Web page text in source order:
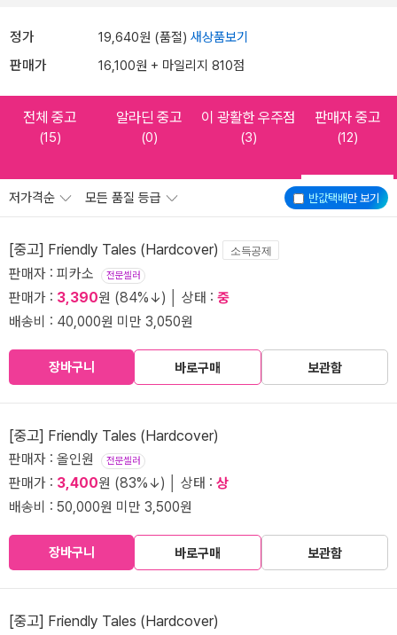
정가 19,640원 (품절) 새상품보기
판매가 16,100원 + 마일리지 810점
전체 중고
(15)
알라딘 중고
(0)
이 광활한 우주점
(3)
판매자 중고
(12)
반값택배만 보기
저가격순 모든 품질 등급
[중고] Friendly Tales (Hardcover) 소득공제
판매자 : 피카소 전문셀러
판매가 : 3,390원 (84%↓) │ 상태 : 중
배송비 : 40,000원 미만 3,050원
장바구니 바로구매 보관함
[중고] Friendly Tales (Hardcover)
판매자 : 올인원 전문셀러
판매가 : 3,400원 (83%↓) │ 상태 : 상
배송비 : 50,000원 미만 3,500원
장바구니 바로구매 보관함
[중고] Friendly Tales (Hardcover)